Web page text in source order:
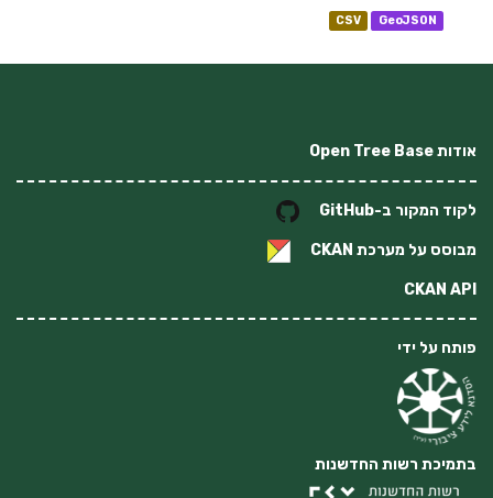
CSV GeoJSON
אודות Open Tree Base
לקוד המקור ב-GitHub
מבוסס על מערכת CKAN
CKAN API
פותח על ידי
בתמיכת רשות החדשנות